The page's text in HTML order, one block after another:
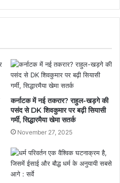
कर्नाटक में नई तकरार? राहुल-खड़गे की
पसंद से DK शिवकुमार पर बढ़ी सियासी
गर्मी, सिद्धारमैया खेमा सतर्क
November 27, 2025